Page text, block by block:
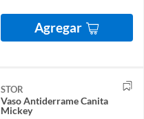
Agregar
STOR
Vaso Antiderrame Canita
Mickey